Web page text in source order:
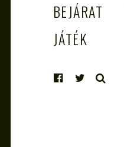
BEJÁRAT
JÁTÉK